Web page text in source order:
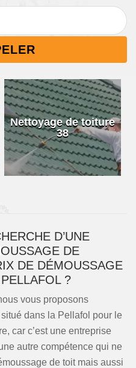
Nettoyage de toiture
38
D’UNE
DE
DE DÉMOUSSAGE
?
vous proposons
dans la Pellafol pour le
car c’est une entreprise
autre compétence qui ne
de toit mais aussi